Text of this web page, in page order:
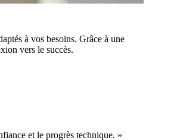
à vos besoins. Grâce à une
vers le succès.
et le progrès technique. »